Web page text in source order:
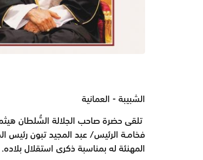
الشبيبة - العمانية
تلقى حضرة صاحب الجلالة السُّلطان
فخامـة الرئيس/ عبد المجيد تبون رئيس
المهنئة له بمناسبة ذكرى استقلال بلاده.